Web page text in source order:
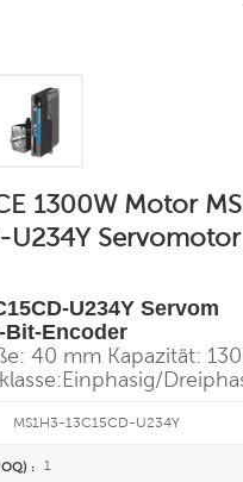
1300W Motor
U234Y
U234Y Servom
Encoder
40 mm Kapazität:
Einphasig/
MS1H3-13C15CD-U234Y
: 1